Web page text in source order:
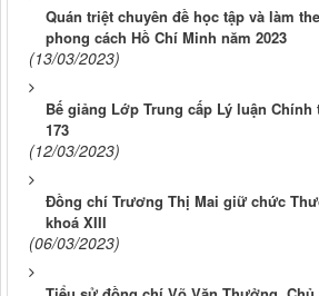
Quán triệt chuyên đề học tập và làm
phong cách Hồ Chí Minh năm 2023
(13/03/2023)
Bế giảng Lớp Trung cấp Lý luận
173
(12/03/2023)
Đồng chí Trương Thị Mai giữ chức
khoá XIII
(06/03/2023)